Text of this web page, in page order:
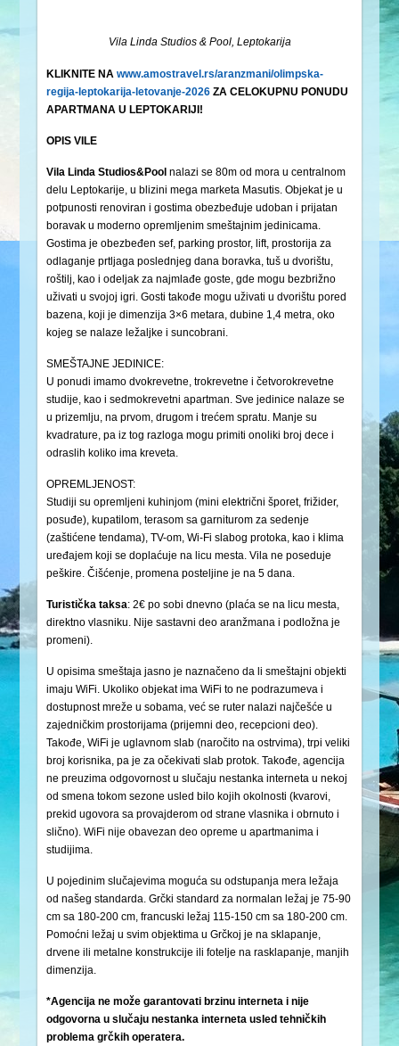
Vila Linda Studios & Pool, Leptokarija
KLIKNITE NAwww.amostravel.rs/aranzmani/olimpska-
regija-leptokarija-letovanje-2026ZA CELOKUPNU PONUDU
APARTMANA U LEPTOKARIJI!
OPIS VILE
Vila Linda Studios&Pool nalazi se 80m od mora u centralnom
delu Leptokarije, u blizini mega marketa Masutis. Objekat je u
potpunosti renoviran i gostima obezbeđuje udoban i prijatan
boravak u moderno opremljenim smeštajnim jedinicama.
Gostima je obezbeđen sef, parking prostor, lift, prostorija za
odlaganje prtljaga poslednjeg dana boravka, tuš u dvorištu,
roštilj, kao i odeljak za najmlađe goste, gde mogu bezbrižno
uživati u svojoj igri. Gosti takođe mogu uživati u dvorištu pored
bazena, koji je dimenzija 3×6 metara, dubine 1,4 metra, oko
kojeg se nalaze ležaljke i suncobrani.
SMEŠTAJNE JEDINICE:
U ponudi imamo dvokrevetne, trokrevetne i četvorokrevetne
studije, kao i sedmokrevetni apartman. Sve jedinice nalaze se
u prizemlju, na prvom, drugom i trećem spratu. Manje su
kvadrature, pa iz tog razloga mogu primiti onoliki broj dece i
odraslih koliko ima kreveta.
OPREMLJENOST:
Studiji su opremljeni kuhinjom (mini električni šporet, frižider,
posuđe), kupatilom, terasom sa garniturom za sedenje
(zaštićene tendama), TV-om, Wi-Fi slabog protoka, kao i klima
uređajem koji se doplaćuje na licu mesta. Vila ne poseduje
peškire. Čišćenje, promena posteljine je na 5 dana.
Turistička taksa: 2€ po sobi dnevno (plaća se na licu mesta,
direktno vlasniku. Nije sastavni deo aranžmana i podložna je
promeni).
U opisima smeštaja jasno je naznačeno da li smeštajni objekti
imaju WiFi. Ukoliko objekat ima WiFi to ne podrazumeva i
dostupnost mreže u sobama, već se ruter nalazi najčešće u
zajedničkim prostorijama (prijemni deo, recepcioni deo).
Takođe, WiFi je uglavnom slab (naročito na ostrvima), trpi veliki
broj korisnika, pa je za očekivati slab protok. Takođe, agencija
ne preuzima odgovornost u slučaju nestanka interneta u nekoj
od smena tokom sezone usled bilo kojih okolnosti (kvarovi,
prekid ugovora sa provajderom od strane vlasnika i obrnuto i
slično). WiFi nije obavezan deo opreme u apartmanima i
studijima.
U pojedinim slučajevima moguća su odstupanja mera ležaja
od našeg standarda. Grčki standard za normalan ležaj je 75-90
cm sa 180-200 cm, francuski ležaj 115-150 cm sa 180-200 cm.
Pomoćni ležaj u svim objektima u Grčkoj je na sklapanje,
drvene ili metalne konstrukcije ili fotelje na rasklapanje, manjih
dimenzija.
*Agencija ne može garantovati brzinu interneta i nije
odgovorna u slučaju nestanka interneta usled tehničkih
problema grčkih operatera.